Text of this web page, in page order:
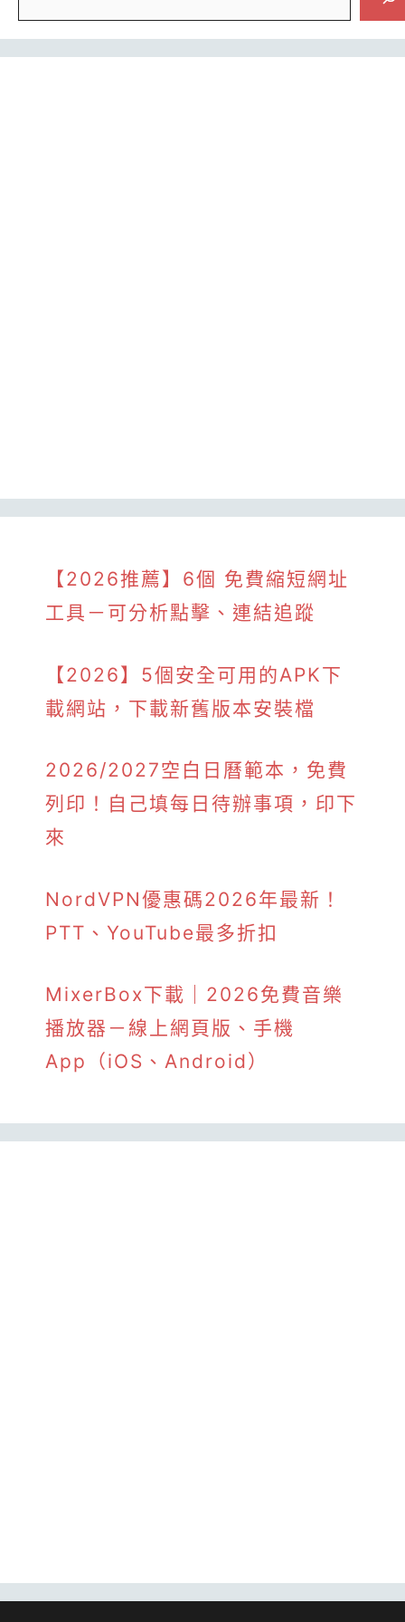
【2026推薦】6個 免費縮短網址
工具－可分析點擊、連結追蹤
【2026】5個安全可用的APK下
載網站，下載新舊版本安裝檔
2026/2027空白日曆範本，免費
列印！自己填每日待辦事項，印下
來
NordVPN優惠碼2026年最新！
PTT、YouTube最多折扣
MixerBox下載｜2026免費音樂
播放器－線上網頁版、手機
App（iOS、Android）